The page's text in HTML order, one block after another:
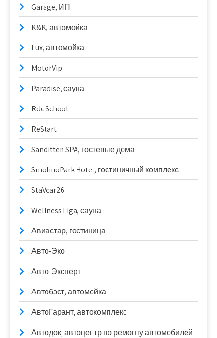
Garage, ИП
K&K, автомойка
Lux, автомойка
MotorVip
Paradise, сауна
Rdc School
ReStart
Sanditten SPA, гостевые дома
SmolinoPark Hotel, гостиничный комплекс
StaVcar26
Wellness Liga, сауна
Авиастар, гостиница
Авто-Эко
Авто-Эксперт
Автобэст, автомойка
АвтоГарант, автокомплекс
Автодок, автоцентр по ремонту автомобилей